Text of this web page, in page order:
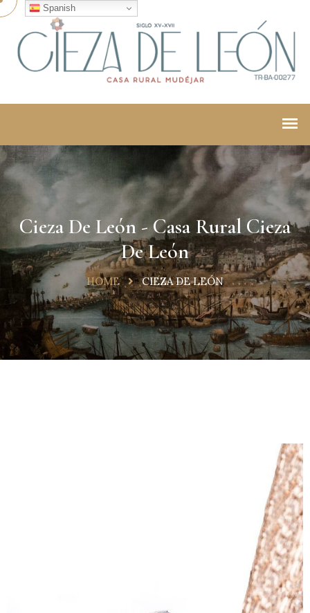
Cieza De León - Casa Rural Cieza
De León
HOME CIEZA DE LEÓN
Spanish